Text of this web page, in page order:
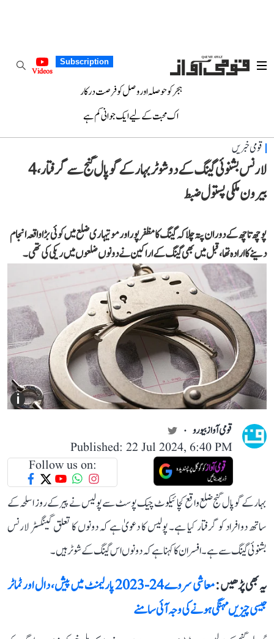
Subscription
Videos
ہجر کو حوصلہ اور وصل کو فرصت درکار
اک محبت کے لیے ایک جوانی کم ہے
قومی خبریں
لارنس بشنوئی گینگ کے دو شوٹر بہار کے گوپال گنج سے گرفتار، 4
بیرون ملکی پستول ضبط
پوچھ تاچھ کے دوران پتہ چلا کہ گینگ کا مظفر پور اور موتیہاری ضلع میں کوئی بڑا واقعہ انجام
دینے کا ارادہ تھا، قبل میں بھی گینگ کے اراکین نے دونوں ضلعوں میں ریکی کی تھی۔
i
قومی آواز بیورو
Published: 22 Jul 2024, 6:40 PM
Follow us on:
بہار کے گوپال گنج ضلع واقع کچائیکوٹ چیک پوسٹ سے پولیس نے پیر کے روز اسلحہ کے
ساتھ دو افراد کو گرفتار کیا ہے۔ پولیس کا دعویٰ ہے کہ دونوں کا تعلق گینگسٹر لارنس
بشنوئی گینگ سے ہے۔ افسران کا کہنا ہے کہ دونوں اس گینگ کے شوٹر ہیں۔
یہ بھی پڑھیں :
معاشی سروے 24-2023 پارلیمنٹ میں پیش، دال اور ٹماٹر
جیسی چیزیں مہنگی ہونے کی وجہ آئی سامنے